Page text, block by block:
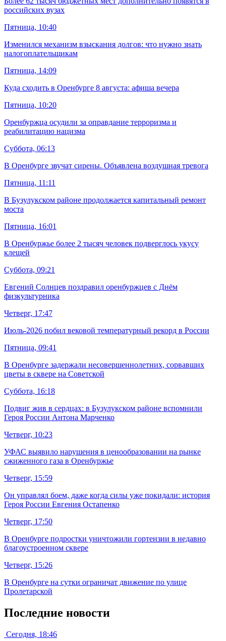
российских вузах
Пятница, 10:40
Изменился механизм взыскания долгов: что нужно знать
налогоплательщикам
Пятница, 14:09
Куда сходить в Оренбурге 8 августа: афиша вечера
Пятница, 10:20
Оренбуржца осудили за оправдание терроризма и
реабилитацию нацизма
Суббота, 06:13
В Оренбурге звучат сирены. Объявлена воздушная тревога
Пятница, 11:11
В Бузулукском районе продолжается капитальный ремонт
моста
Пятница, 16:01
В Оренбуржье более 2 тысяч человек подверглось укусу
клещей
Суббота, 09:21
Евгений Солнцев поздравил оренбуржцев с Днём
физкультурника
Четверг, 17:47
Июль-2026 побил вековой температурный рекорд в России
Пятница, 09:41
В Оренбурге задержали несовершеннолетних, сорвавших
цветы в сквере на Советской
Суббота, 16:18
Подвиг жив в сердцах: в Бузулукском районе вспомнили
Героя России Антона Марченко
Четверг, 10:23
УФАС выявило нарушения в ценообразовании на рынке
сжиженного газа в Оренбуржье
Четверг, 15:59
Он управлял боем, даже когда силы уже покидали: история
Героя России Евгения Остапенко
Четверг, 17:50
В Оренбурге подростки уничтожили гортензии в недавно
благоустроенном сквере
Четверг, 15:26
В Оренбурге на сутки ограничат движение по улице
Пролетарской
Последние новости
Сегодня, 18:46